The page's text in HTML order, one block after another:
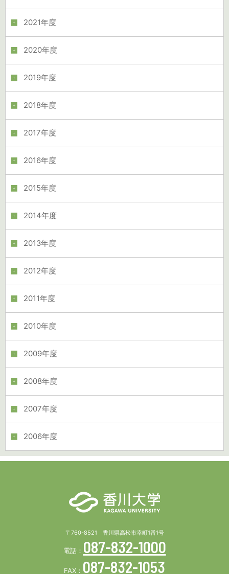
2021年度
2020年度
2019年度
2018年度
2017年度
2016年度
2015年度
2014年度
2013年度
2012年度
2011年度
2010年度
2009年度
2008年度
2007年度
2006年度
〒760-8521 香川県高松市幸町1番1号
電話： 087-832-1000
FAX： 087-832-1053